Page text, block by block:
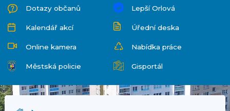
Dotazy občanů Lepší Orlová
Kalendář akcí Úřední deska
Online kamera Nabídka práce
Městská policie Gisportál